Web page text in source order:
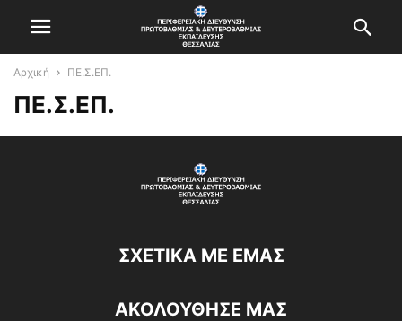
Αρχική ΠΕ.Σ.ΕΠ.
ΠΕ.Σ.ΕΠ.
ΣΧΕΤΙΚΆ ΜΕ ΕΜΆΣ
ΑΚΟΛΟΥΘΗΣΕ ΜΑΣ